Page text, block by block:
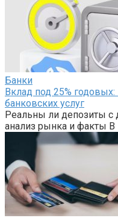
Банки
Вклад под 25%
банковских услуг
Реальны ли депозиты с
анализ рынка и факты